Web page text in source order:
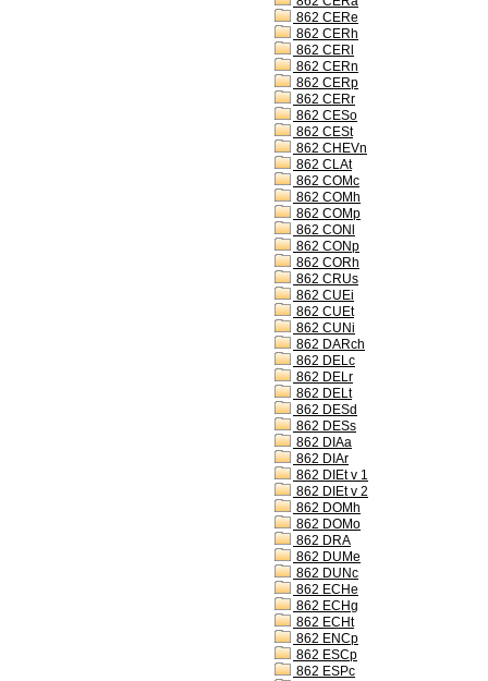
862 CERe
862 CERh
862 CERl
862 CERn
862 CERp
862 CERr
862 CESo
862 CESt
862 CHEVn
862 CLAt
862 COMc
862 COMh
862 COMp
862 CONl
862 CONp
862 CORh
862 CRUs
862 CUEi
862 CUEt
862 CUNi
862 DARch
862 DELc
862 DELr
862 DELt
862 DESd
862 DESs
862 DIAa
862 DIAr
862 DIEt v 1
862 DIEt v 2
862 DOMh
862 DOMo
862 DRA
862 DUMe
862 DUNc
862 ECHe
862 ECHg
862 ECHt
862 ENCp
862 ESCp
862 ESPc